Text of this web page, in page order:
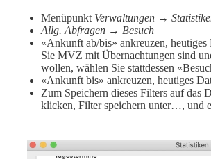
Menüpunkt Verwaltungen →
Allg. Abfragen → Besuch
«Ankunft ab/bis» ankreuzen,
Sie MVZ mit Übernachtungen sind
wollen, wählen Sie stattdessen
«Ankunft bis» ankreuzen, heutiges
Zum Speichern dieses Filters auf das
klicken, Filter speichern unter…, und